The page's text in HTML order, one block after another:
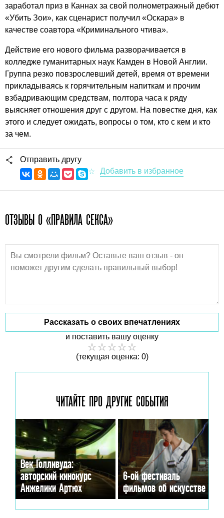
заработал приз в Каннах за свой полнометражный дебют
«Убить Зои», как сценарист получил «Оскара» в
качестве соавтора «Криминального чтива».
Действие его нового фильма разворачивается в
колледже гуманитарных наук Камден в Новой Англии.
Группа резко повзрослевший детей, время от времени
прикладываясь к горячительным напиткам и прочим
взбадривающим средствам, полтора часа к ряду
выясняет отношения друг с другом. На повестке дня, как
этого и следует ожидать, вопросы о том, кто с кем и кто
за чем.
Отправить другу
ОТЗЫВЫ О «ПРАВИЛА СЕКСА»
Рассказать о своих впечатлениях
и поставить вашу оценку
(текущая оценка: 0)
ЧИТАЙТЕ ПРО ДРУГИЕ СОБЫТИЯ
Век Голливуда:
авторский кинокурс
Анжелики Артюх
6-ой фестиваль
фильмов об искусстве